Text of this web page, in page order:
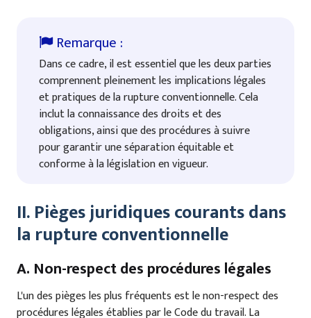
Dans ce cadre, il est essentiel que les deux parties
comprennent pleinement les implications légales
et pratiques de la rupture conventionnelle. Cela
inclut la connaissance des droits et des
obligations, ainsi que des procédures à suivre
pour garantir une séparation équitable et
conforme à la législation en vigueur.
II. Pièges juridiques courants dans
la rupture conventionnelle
A. Non-respect des procédures légales
L'un des pièges les plus fréquents est le non-respect des
procédures légales établies par le Code du travail. La